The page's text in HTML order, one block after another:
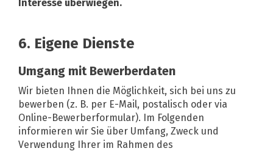
Interesse überwiegen.
6. Eigene Dienste
Umgang mit Bewerberdaten
Wir bieten Ihnen die Möglichkeit, sich bei uns zu
bewerben (z. B. per E-Mail, postalisch oder via
Online-Bewerberformular). Im Folgenden
informieren wir Sie über Umfang, Zweck und
Verwendung Ihrer im Rahmen des